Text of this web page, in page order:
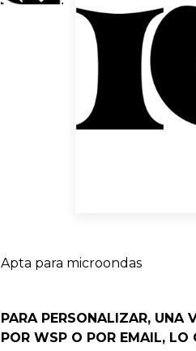
Apta para microondas
PARA PERSONALIZAR, UNA
POR WSP O POR EMAIL, LO